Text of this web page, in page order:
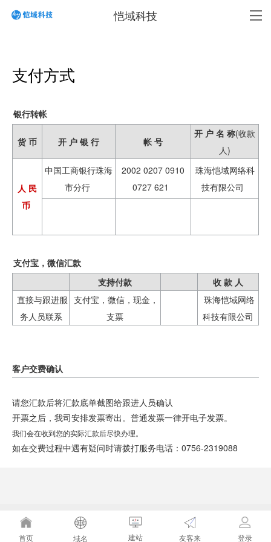
恺域科技
支付方式
银行转帐
货 币 开 户 银 行 帐 号
开 户 名 称(收款
人)
人 民
币
中国工商银行珠海
市分行
2002 0207 0910
0727 621
珠海恺域网络科
技有限公司
支付宝，微信汇款
支持付款
收 款 人
直接与跟进服
务人员联系
支付宝，微信，现金，
支票
珠海恺域网络
科技有限公司
客户交费确认
请您汇款后将汇款底单截图给跟进人员确认
开票之后，我司安排发票寄出。普通发票一律开电子发票。
我们会在收到您的实际汇款后尽快办理。
如在交费过程中遇有疑问时请拨打服务电话：0756-2319088
首页 域名 建站 友客来 登录